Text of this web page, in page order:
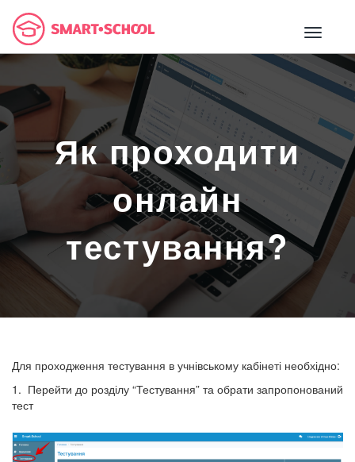
Як проходити
онлайн
тестування?
Для проходження тестування в учнівському кабінеті необхідно:
1. Перейти до розділу “Тестування” та обрати запропонований
тест